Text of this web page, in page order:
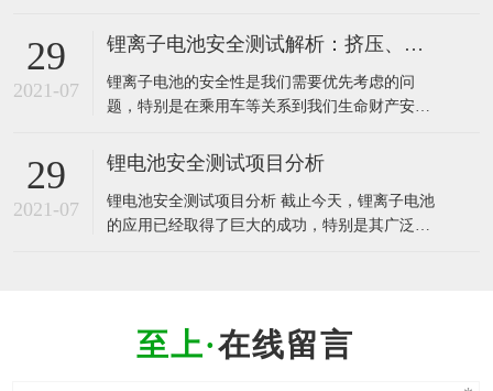
(低压预充)、恒流充电、恒压充电以及充电终止
四个阶段，进行管控。 以某电池常规型三元锂电
池为例，INR26650-50A电池的标称容量是
5000mAh，标称电压是3
29
2021-07
锂离子电池安全测试解析：挤压、针刺、短路
锂离子电池的安全性是我们需要优先考虑的问
题，特别是在乘用车等关系到我们生命财产安全
池的安全性，人们设计了多种安全性测试保证锂
离子电池在滥用的情况下的安全性，因此如何通
过电池结构设计确保锂离子电池能够通过安全性
测试，从而保证在使用中的安全性，就是需要我
29
2021-07
锂电池安全测试项目分析
锂电池安全测试项目分析 截止今天，锂离子电池
的应用已经取得了巨大的成功，特别是其广泛应
电池材料体系、制造过程一
在线留言